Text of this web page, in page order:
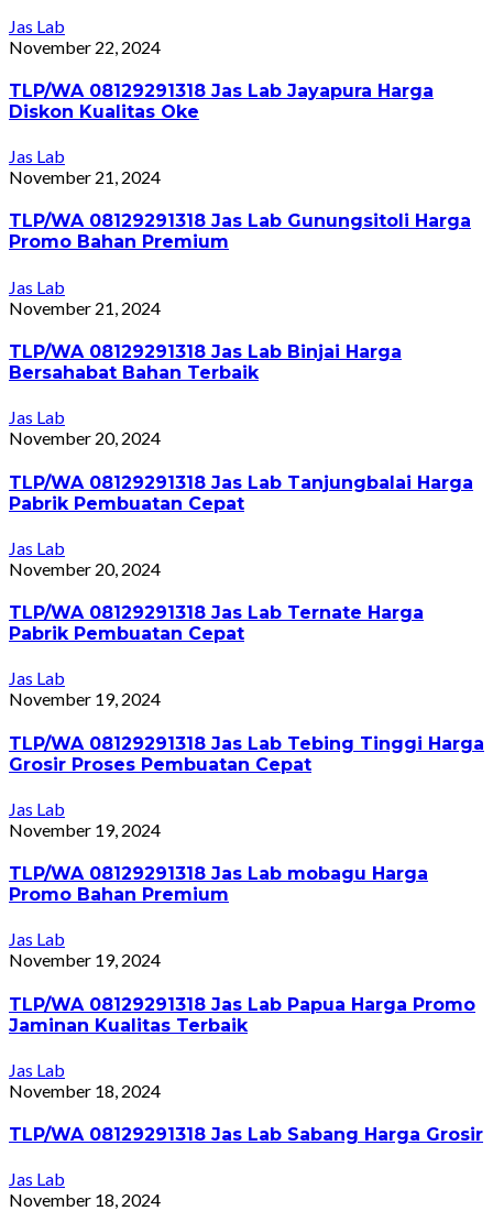
Jas Lab
November 22, 2024
TLP/WA 08129291318 Jas Lab Jayapura Harga
Diskon Kualitas Oke
Jas Lab
November 21, 2024
TLP/WA 08129291318 Jas Lab Gunungsitoli Harga
Promo Bahan Premium
Jas Lab
November 21, 2024
TLP/WA 08129291318 Jas Lab Binjai Harga
Bersahabat Bahan Terbaik
Jas Lab
November 20, 2024
TLP/WA 08129291318 Jas Lab Tanjungbalai Harga
Pabrik Pembuatan Cepat
Jas Lab
November 20, 2024
TLP/WA 08129291318 Jas Lab Ternate Harga
Pabrik Pembuatan Cepat
Jas Lab
November 19, 2024
TLP/WA 08129291318 Jas Lab Tebing Tinggi Harga
Grosir Proses Pembuatan Cepat
Jas Lab
November 19, 2024
TLP/WA 08129291318 Jas Lab mobagu Harga
Promo Bahan Premium
Jas Lab
November 19, 2024
TLP/WA 08129291318 Jas Lab Papua Harga Promo
Jaminan Kualitas Terbaik
Jas Lab
November 18, 2024
TLP/WA 08129291318 Jas Lab Sabang Harga Grosir
Jas Lab
November 18, 2024